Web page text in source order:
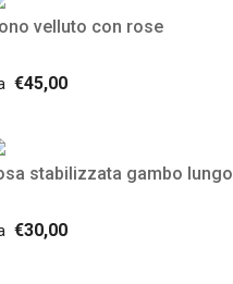
velluto con rose
€45,00
stabilizzata gambo lungo
€30,00